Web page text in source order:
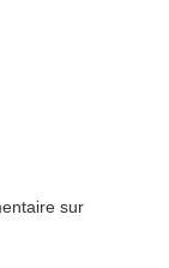
sur